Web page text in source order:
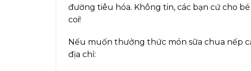
đường tiêu hóa. Không tin, các bạn cứ cho
coi!
Nếu muốn thưởng thức món sữa chua nếp
địa chỉ: